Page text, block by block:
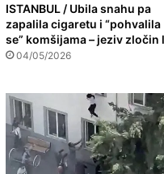
ISTANBUL / Ubila snahu pa
zapalila cigaretu i “pohvalila
se” komšijama – jeziv zločin
04/05/2026